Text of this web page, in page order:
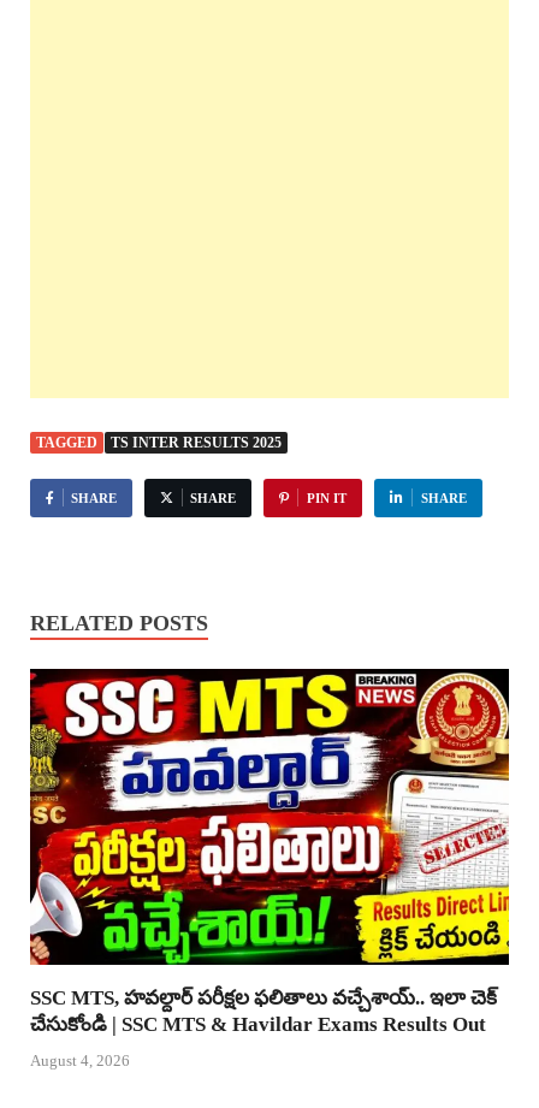
TAGGED TS INTER RESULTS 2025
SHARE SHARE PIN IT SHARE
RELATED POSTS
SSC MTS, హవల్దార్ పరీక్షల ఫలితాలు వచ్చేశాయ్.. ఇలా చెక్
చేసుకోండి | SSC MTS & Havildar Exams Results Out
August 4, 2026